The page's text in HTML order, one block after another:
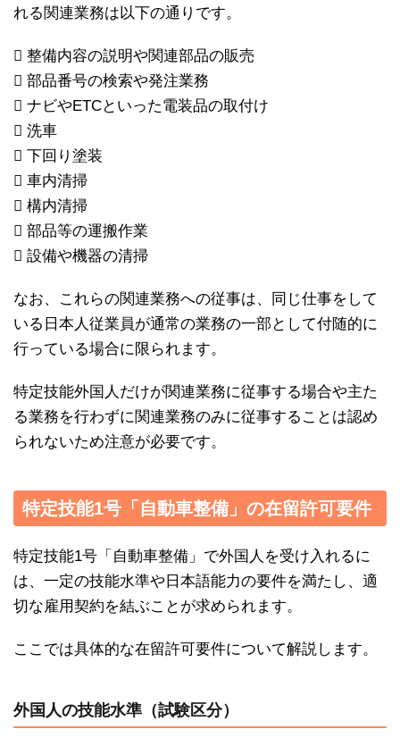
れる関連業務は以下の通りです。
 整備内容の説明や関連部品の販売
 部品番号の検索や発注業務
 ナビやETCといった電装品の取付け
 洗車
 下回り塗装
 車内清掃
 構内清掃
 部品等の運搬作業
 設備や機器の清掃
なお、これらの関連業務への従事は、同じ仕事をして
いる日本人従業員が通常の業務の一部として付随的に
行っている場合に限られます。
特定技能外国人だけが関連業務に従事する場合や主た
る業務を行わずに関連業務のみに従事することは認め
られないため注意が必要です。
特定技能1号「自動車整備」の在留許可要件
特定技能1号「自動車整備」で外国人を受け入れるに
は、一定の技能水準や日本語能力の要件を満たし、適
切な雇用契約を結ぶことが求められます。
ここでは具体的な在留許可要件について解説します。
外国人の技能水準（試験区分）